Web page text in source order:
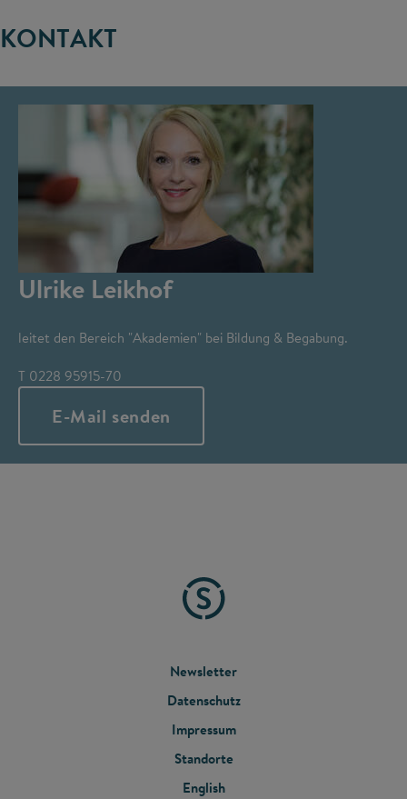
KONTAKT
Ulrike Leikhof
leitet den Bereich "Akademien" bei Bildung & Begabung.
T 0228 95915-70
E-Mail senden
FOOTER
MENU
Newsletter
Datenschutz
Impressum
Standorte
English